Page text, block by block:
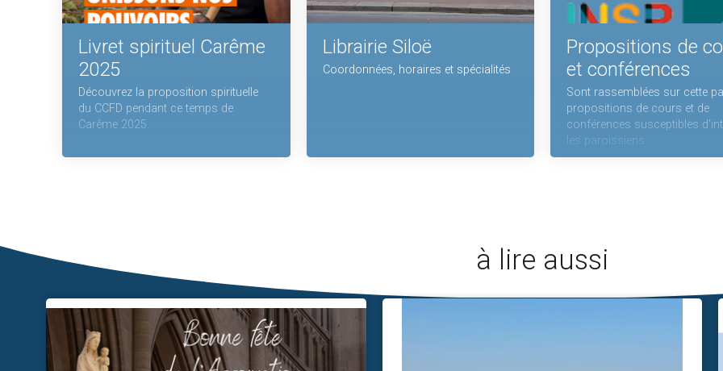
Livret spirituel Carême
2025
Découvrez la proposition spirituelle
du CCFD pendant ce temps de
Carême 2025.
Librairie Siloë
Coordonnées, horaires et spécialités
Propositions de
et conférences
Sont rassemblées sur cette
propositions de cours et de
conférences susceptibles
les paroissiens.
à lire aussi